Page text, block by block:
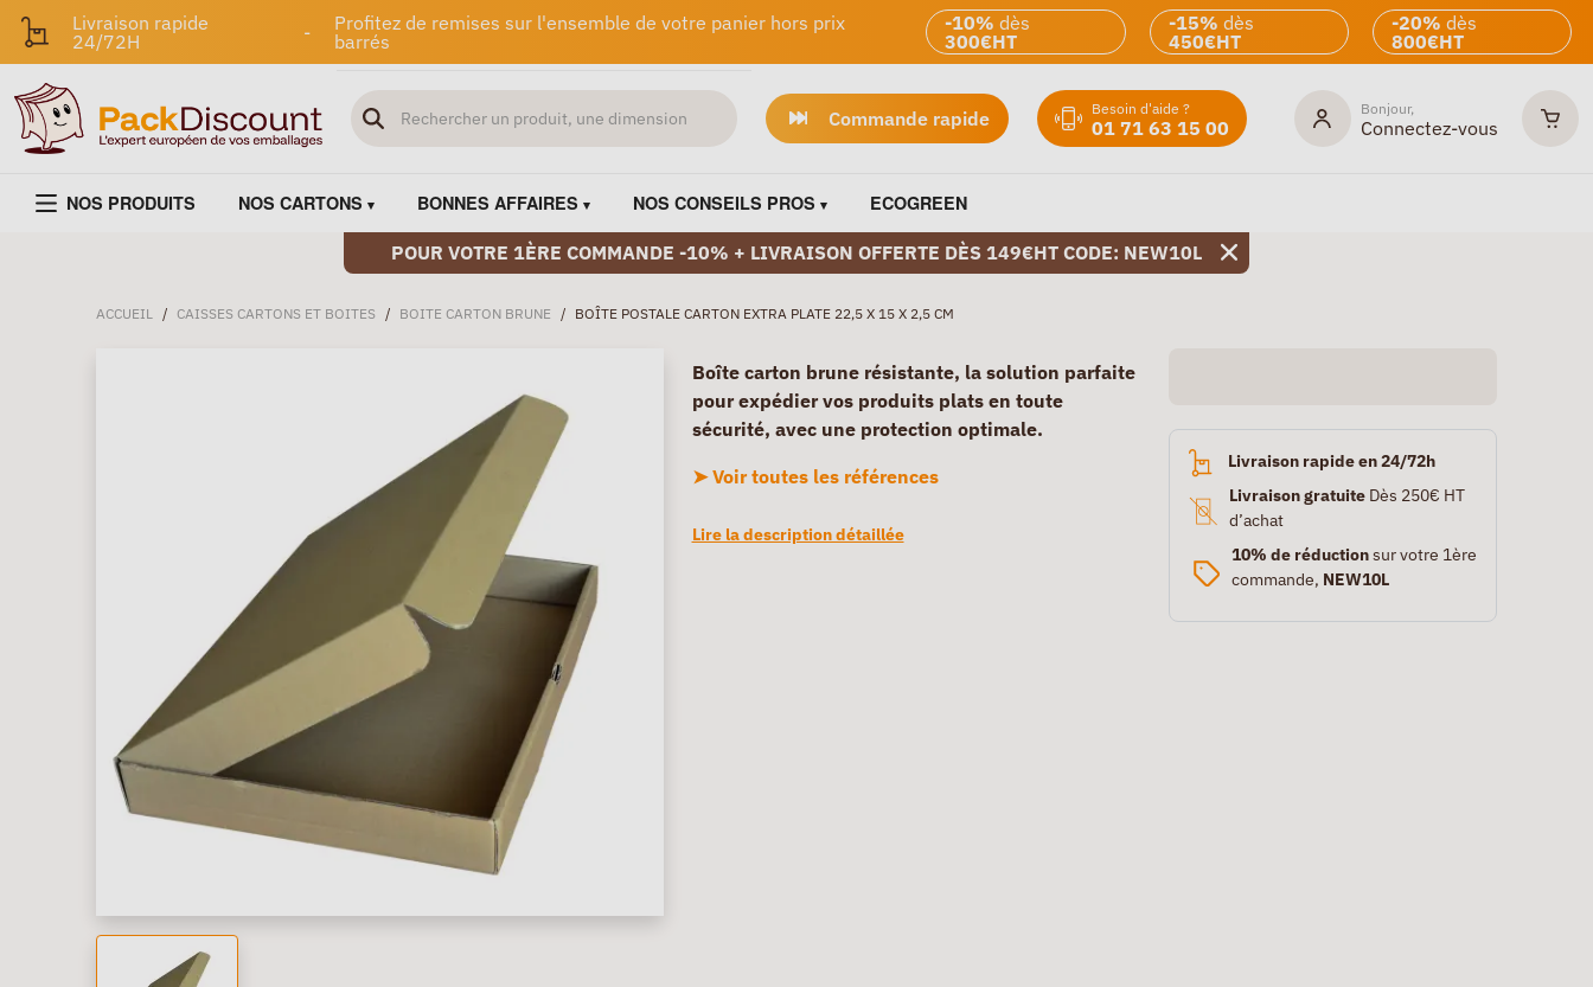
Livraison rapide
24/72H
-
Profitez de remises sur l'ensemble de votre panier hors prix
barrés
-10% dès
300€HT
-15% dès
450€HT
-20% dès
800€HT
Commande rapide Besoin d'aide ?
01 71 63 15 00
Bonjour,
Connectez-vous
NOS PRODUITS NOS CARTONS BONNES AFFAIRES NOS CONSEILS PROS ECOGREEN
POUR VOTRE 1ÈRE COMMANDE -10% + LIVRAISON OFFERTE DÈS 149€HT CODE: NEW10L
ACCUEIL / CAISSES CARTONS ET BOITES / BOITE CARTON BRUNE / BOÎTE POSTALE CARTON EXTRA PLATE 22,5 X 15 X 2,5 CM
Boîte carton brune résistante, la solution parfaite
pour expédier vos produits plats en toute
sécurité, avec une protection optimale.
➤ Voir toutes les références
Lire la description détaillée
Livraison rapide en 24/72h
Livraison gratuiteDès 250€ HT
d’achat
10% de réductionsur votre 1ère
commande, NEW10L